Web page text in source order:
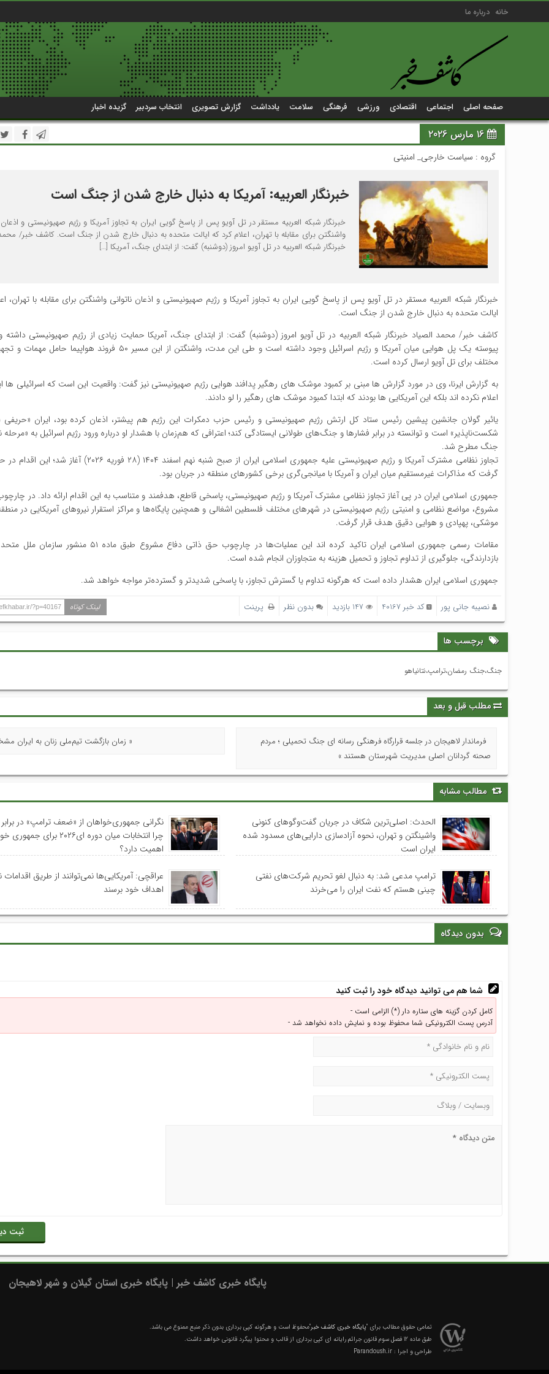
خانه درباره ما
صفحه اصلی اجتماعی اقتصادی ورزشی فرهنگی سلامت یادداشت گزارش تصویری انتخاب سردبیر گزیده اخبار
16 مارس 2026
گروه : سیاست خارجی_ امنیتی
خبرنگار العربیه: آمریکا به دنبال خارج شدن از جنگ است
خبرنگار شبکه العربیه مستقر در تل آویو پس از پاسخ گویی ایران به تجاوز آمریکا و رژیم صهیونیستی و اذعان
واشنگتن برای مقابله با تهران، اعلام کرد که ایالت متحده به دنبال خارج شدن از جنگ است. کاشف خبر/
خبرنگار شبکه العربیه در تل آویو امروز (دوشنبه) گفت: از ابتدای جنگ، آمریکا […]
خبرنگار شبکه العربیه مستقر در تل آویو پس از پاسخ گویی ایران به تجاوز آمریکا و رژیم صهیونیستی و اذعان ناتوانی واشنگتن برای مقابله با تهران،
ایالت متحده به دنبال خارج شدن از جنگ است.
کاشف خبر/ محمد الصیاد خبرنگار شبکه العربیه در تل آویو امروز (دوشنبه) گفت: از ابتدای جنگ، آمریکا حمایت زیادی از رژیم صهیونیستی
پیوسته یک پل هوایی میان آمریکا و رژیم اسرائیل وجود داشته است و طی این مدت، واشنگتن از این مسیر ۵۰
مختلف برای تل آویو ارسال کرده است.
به گزارش ایرنا، وی در مورد گزارش ها مبنی بر کمبود موشک های رهگیر پدافند هوایی رژیم صهیونیستی نیز گفت: واقعیت این است که اسرائیلی ها
اعلام نکرده اند بلکه این آمریکایی ها بودند که ابتدا کمبود موشک های رهگیر را لو دادند.
یائیر گولان جانشین پیشین رئیس ستاد کل ارتش رژیم صهیونیستی و رئیس حزب دمکرات این رژیم هم پیشتر، اذعان کرده بود، ایران
شکست‌ناپذیر» است و توانسته در برابر فشارها و جنگ‌های طولانی ایستادگی کند؛ اعترافی که هم‌زمان با هشدار او درباره ورود رژیم اسرائیل به «مرحله
جنگ مطرح شد.
تجاوز نظامی مشترک آمریکا و رژیم صهیونیستی علیه جمهوری اسلامی ایران از صبح شنبه نهم اسفند ۱۴۰۴
گرفت که مذاکرات غیرمستقیم میان ایران و آمریکا با میانجی‌گری برخی کشورهای منطقه در جریان بود.
جمهوری اسلامی ایران در پی آغاز تجاوز نظامی مشترک آمریکا و رژیم صهیونیستی، پاسخی قاطع، هدفمند و متناسب به این اقدام ارائه داد. در
مشروع، مواضع نظامی و امنیتی رژیم صهیونیستی در شهرهای مختلف فلسطین اشغالی و همچنین پایگاه‌ها و مراکز استقرار نیروهای آمریکایی در
موشکی، پهپادی و هوایی دقیق هدف قرار گرفت.
مقامات رسمی جمهوری اسلامی ایران تاکید کرده اند این عملیات‌ها در چارچوب حق ذاتی دفاع مشروع
بازدارندگی، جلوگیری از تداوم تجاوز و تحمیل هزینه به متجاوزان انجام شده است.
جمهوری اسلامی ایران هشدار داده است که هرگونه تداوم یا گسترش تجاوز، با پاسخی شدیدتر و گسترده‌تر مواجه خواهد شد.
نصیبه جانی پور کد خبر 40167 147 بازدید بدون نظر پرینت لینک کوتاه ?p=40167
برچسب ها
جنگ،جنگ رمضان،ترامپ،نتانیاهو
مطلب قبل و بعد
فرماندار لاهیجان در جلسه قرارگاه فرهنگی رسانه ای جنگ تحمیلی ؛ مردم
صحنه گردانان اصلی مدیریت شهرستان هستند »
« زمان بازگشت تیم‌ملی زنان به ایران
مطالب مشابه
الحدث: اصلی‌ترین شکاف در جریان گفت‌وگوهای کنونی
واشینگتن و تهران، نحوه آزادسازی دارایی‌های مسدود شده
ایران است
نگرانی جمهوری‌خواهان از «ضعف ترامپ» در برابر
چرا انتخابات میان دوره ای۲۰۲۶ برای
اهمیت دارد؟
ترامپ مدعی شد: به دنبال لغو تحریم‌ شرکت‌های نفتی
چینی هستم که نفت ایران را می‌خرند
عراقچی: آمریکایی‌ها نمی‌توانند از طریق اقدامات
اهداف خود برسند
بدون دیدگاه
شما هم می توانید دیدگاه خود را ثبت کنید
کامل کردن گزینه های ستاره دار (*) الزامی است -
آدرس پست الکترونیکی شما محفوظ بوده و نمایش داده نخواهد شد -
پایگاه خبری کاشف خبر | پایگاه خبری استان گیلان و شهر لاهیجان
تمامی حقوق مطالب برای "پایگاه خبری کاشف خبر"محفوظ است و هرگونه کپی برداری بدون ذکر منبع ممنوع می باشد.
طبق ماده 12 فصل سوم قانون جرائم رایانه ای کپی برداری از قالب و محتوا پیگرد قانونی خواهد داشت.
طراحی و اجرا : Parandoush.ir